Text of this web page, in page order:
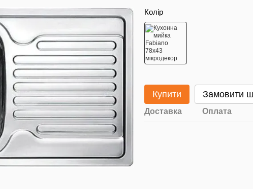
Колір
Купити Замовити
Доставка Оплата